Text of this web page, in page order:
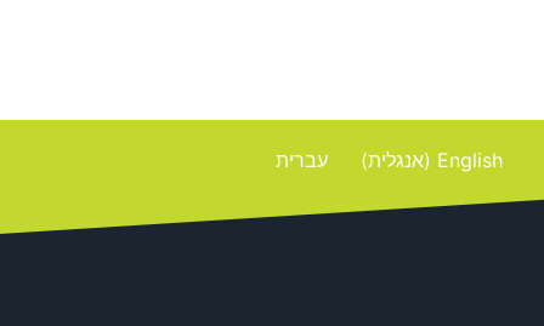
English
(אנגלית) עברית